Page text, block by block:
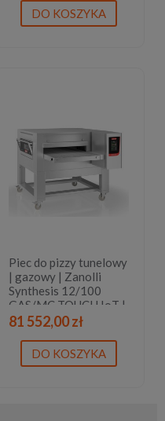
DO KOSZYKA
Piec do pizzy tunelowy
| gazowy | Zanolli
Synthesis 12/100
GAS/MC TOUCH IoT |
wyświetlacz dotykowy
| 2 lata gwarancji
81 552,00 zł
DO KOSZYKA